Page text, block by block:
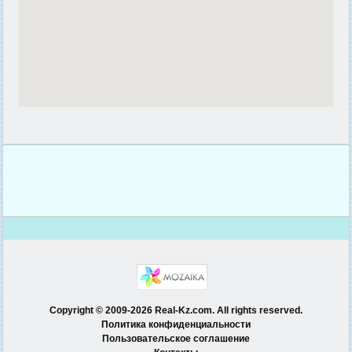
Copyright © 2009-2026 Real-Kz.com. All rights reserved.
Политика конфиденциальности
Пользовательское соглашение